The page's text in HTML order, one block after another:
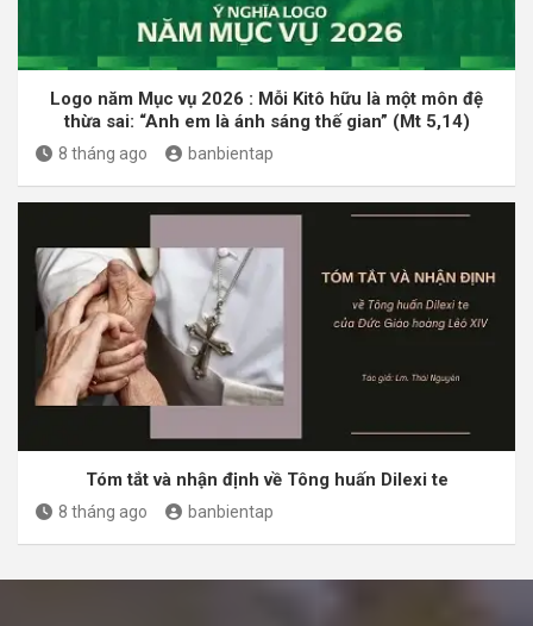
Logo năm Mục vụ 2026 : Mỗi Kitô hữu là một môn đệ
thừa sai: “Anh em là ánh sáng thế gian” (Mt 5,14)
8 tháng ago banbientap
Tóm tắt và nhận định về Tông huấn Dilexi te
8 tháng ago banbientap